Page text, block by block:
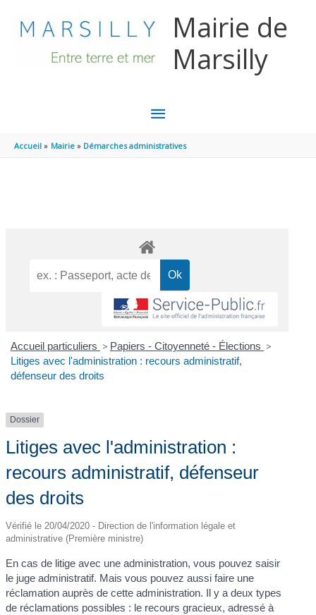
Mairie de
Marsilly
MENU
PRINCIPAL
Accueil Mairie Démarches administratives
Accueil particuliers > Papiers - Citoyenneté - Élections >
Litiges avec l'administration : recours administratif,
défenseur des droits
Dossier
Litiges avec l'administration :
recours administratif, défenseur
des droits
Vérifié le 20/04/2020 - Direction de l'information légale et
administrative (Première ministre)
En cas de litige avec une administration, vous pouvez saisir
le juge administratif. Mais vous pouvez aussi faire une
réclamation auprès de cette administration. Il y a deux types
de réclamations possibles : le recours gracieux, adressé à